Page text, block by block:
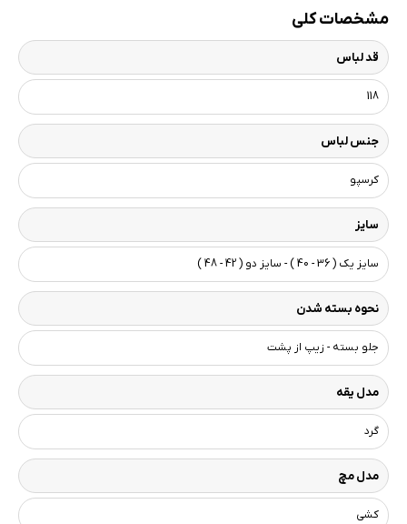
مشخصات کلی
قد لباس
118
جنس لباس
کرسپو
سایز
سایز یک ( 36 - 40 ) - سایز دو ( 42 - 48 )
نحوه بسته شدن
جلو بسته - زیپ از پشت
مدل یقه
گرد
مدل مچ
کشی